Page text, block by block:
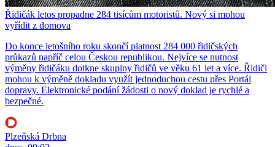
Řidičák letos propadne 284 tisícům motoristů. Nový si mohou
vyřídit z domova
Do konce letošního roku skončí platnost 284 000 řidičských
průkazů napříč celou Českou republikou. Nejvíce se nutnost
výměny řidičáku dotkne skupiny řidičů ve věku 61 let a více. Řidiči
mohou k výměně dokladu využít jednoduchou cestu přes Portál
dopravy. Elektronické podání žádosti o nový doklad je rychlé a
bezpečné.
Plzeňská Drbna